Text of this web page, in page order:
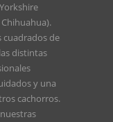
cuadrados de
distintas
y una
cachorros.